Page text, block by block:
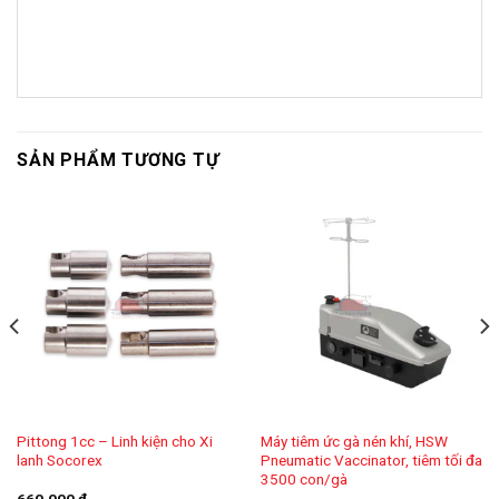
SẢN PHẨM TƯƠNG TỰ
Pittong 1cc – Linh kiện cho Xi
lanh Socorex
Máy tiêm ức gà nén khí, HSW
Pneumatic Vaccinator, tiêm tối đa
3500 con/gà